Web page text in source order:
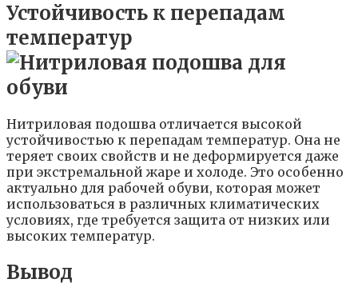
Устойчивость к перепадам
температур
Нитриловая подошва отличается высокой
устойчивостью к перепадам температур. Она не
теряет своих свойств и не деформируется даже
при экстремальной жаре и холоде. Это особенно
актуально для рабочей обуви, которая может
использоваться в различных климатических
условиях, где требуется защита от низких или
высоких температур.
Вывод